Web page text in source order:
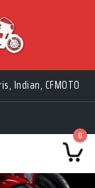
Indian, CFMOTO
0